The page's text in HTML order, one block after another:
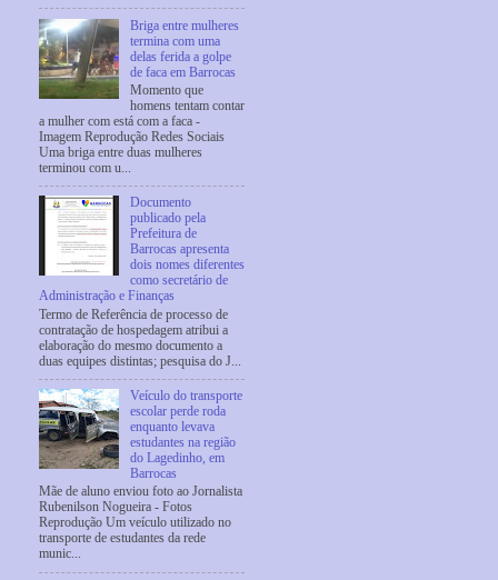
Briga entre mulheres
termina com uma
delas ferida a golpe
de faca em Barrocas
Momento que
homens tentam contar
a mulher com está com a faca -
Imagem Reprodução Redes Sociais
Uma briga entre duas mulheres
terminou com u...
Documento
publicado pela
Prefeitura de
Barrocas apresenta
dois nomes diferentes
como secretário de
Administração e Finanças
Termo de Referência de processo de
contratação de hospedagem atribui a
elaboração do mesmo documento a
duas equipes distintas; pesquisa do J...
Veículo do transporte
escolar perde roda
enquanto levava
estudantes na região
do Lagedinho, em
Barrocas
Mãe de aluno enviou foto ao Jornalista
Rubenilson Nogueira - Fotos
Reprodução Um veículo utilizado no
transporte de estudantes da rede
munic...